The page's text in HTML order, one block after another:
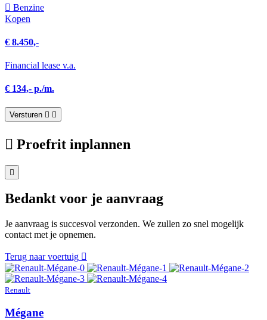
Benzine
Kopen
€ 8.450,-
Financial lease v.a.
€ 134,- p./m.
Versturen
Proefrit inplannen
Bedankt voor je aanvraag
Je aanvraag is succesvol verzonden. We zullen zo snel mogelijk
contact met je opnemen.
Terug naar voertuig
Renault
Mégane